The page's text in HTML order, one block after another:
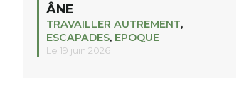
ÂNE
TRAVAILLER AUTREMENT,
ESCAPADES, EPOQUE
Le 19 juin 2026